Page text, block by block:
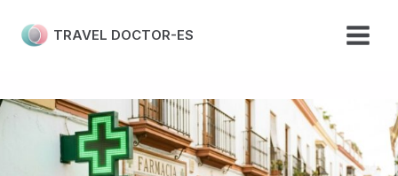
TRAVEL DOCTOR-ES